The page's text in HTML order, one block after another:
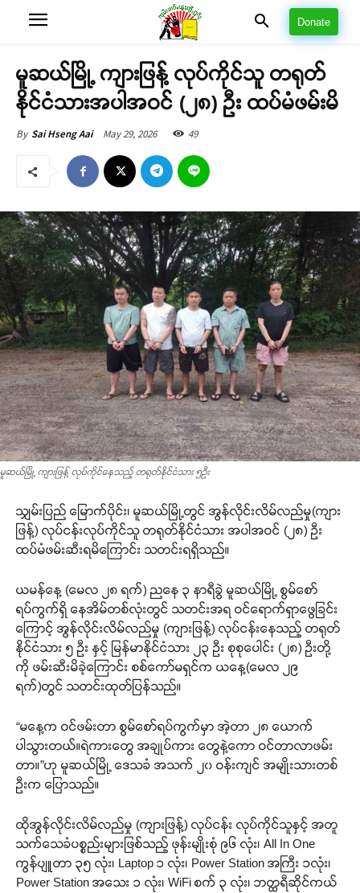
Donate
မူဆယ်မြို့ ကျားဖြန့် လုပ်ကိုင်သူ တရုတ်
နိုင်ငံသားအပါအဝင် (၂၈) ဦး ထပ်မံဖမ်းမိ
By Sai Hseng Aai May 29, 2026 49
မူဆယ်မြို့ ကျားဖြန့် လုပ်ကိုင်နေသည့် တရုတ်နိုင်ငံသား ၅ဦး
သျှမ်းပြည် မြောက်ပိုင်း၊ မူဆယ်မြို့တွင် အွန်လိုင်းလိမ်လည်မှု(ကျား
ဖြန့်) လုပ်ငန်းလုပ်ကိုင်သူ တရုတ်နိုင်ငံသား အပါအဝင် (၂၈) ဦး
ထပ်မံဖမ်းဆီးရမိကြောင်း သတင်းရရှိသည်။
ယမန်နေ့ (မေလ ၂၈ ရက်) ညနေ ၃ နာရီခွဲ မူဆယ်မြို့ စွမ်စော်
ရပ်ကွက်ရှိ နေအိမ်တစ်လုံးတွင် သတင်းအရ ဝင်ရောက်ရှာဖွေခြင်း
ကြောင့် အွန်လိုင်းလိမ်လည်မှု (ကျားဖြန့်) လုပ်ငန်းနေသည့် တရုတ်
နိုင်ငံသား ၅ ဦး နှင့် မြန်မာနိုင်ငံသား ၂၃ ဦး စုစုပေါင်း (၂၈) ဦးတို့
ကို ဖမ်းဆီးမိခဲ့ကြောင်း စစ်ကော်မရှင်က ယနေ့(မေလ ၂၉
ရက်)တွင် သတင်းထုတ်ပြန်သည်။
“မနေ့က ဝင်ဖမ်းတာ စွမ်စော်ရပ်ကွက်မှာ အဲ့တာ ၂၈ ယောက်
ပါသွားတယ်။ရဲကားတွေ အချုပ်ကား တွေနဲ့ကော ဝင်တာလာဖမ်း
တာ။”ဟု မူဆယ်မြို့ ဒေသခံ အသက် ၂၀ ဝန်းကျင် အမျိုးသားတစ်
ဦးက ပြောသည်။
ထိုအွန်လိုင်းလိမ်လည်မှု (ကျားဖြန့်) လုပ်ငန်း လုပ်ကိုင်သူနှင့် အတူ
သက်သေခံပစ္စည်းများဖြစ်သည့် ဖုန်းမျိုးစုံ ၉၆ လုံး၊ All In One
ကွန်ပျူတာ ၃၅ လုံး၊ Laptop ၁ လုံး၊ Power Station အကြီး ၁လုံး၊
Power Station အသေး ၁ လုံး၊ WiFi စက် ၃ လုံး၊ ဘတ္ထရီဆိုင်ကယ်